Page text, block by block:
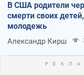
В США родители
смерти своих
молодежь
Александр Кирш